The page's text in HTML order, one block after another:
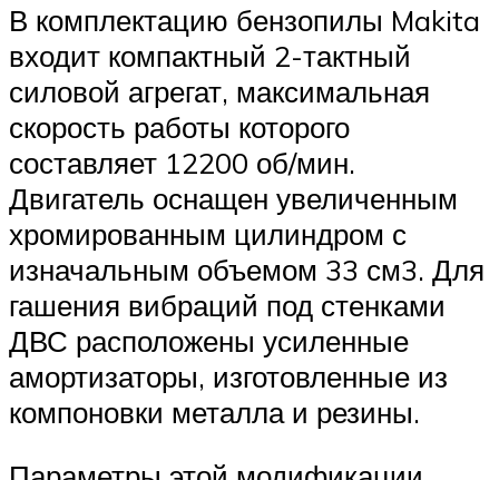
В комплектацию бензопилы Makita
входит компактный 2-тактный
силовой агрегат, максимальная
скорость работы которого
составляет 12200 об/мин.
Двигатель оснащен увеличенным
хромированным цилиндром с
изначальным объемом 33 см3. Для
гашения вибраций под стенками
ДВС расположены усиленные
амортизаторы, изготовленные из
компоновки металла и резины.